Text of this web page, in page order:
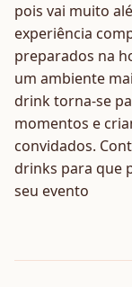
pois vai muito
experiência
preparados na
um ambiente
drink torna-se
momentos e
convidados.
drinks para que
seu evento